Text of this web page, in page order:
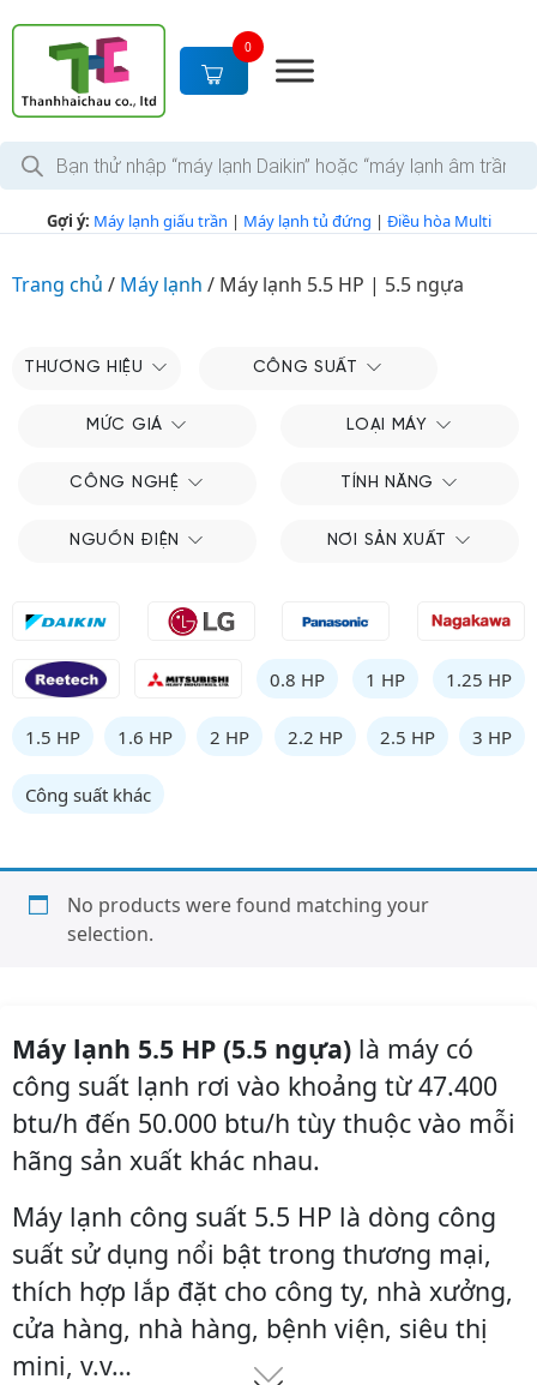
c
0
T
m
i Gợi ý: Máy lạnh giấu trần | Máy lạnh tủ đứng | Điều hòa Multi
Trang chủ / Máy lạnh / Máy lạnh 5.5 HP | 5.5 ngựa
THƯƠNG HIỆU CÔNG SUẤT
MỨC GIÁ LOẠI MÁY
CÔNG NGHỆ TÍNH NĂNG
NGUỒN ĐIỆN NƠI SẢN XUẤT
0.8 HP 1 HP 1.25 HP
1.5 HP 1.6 HP 2 HP 2.2 HP 2.5 HP 3 HP
Công suất khác
No products were found matching your
selection.
Máy lạnh 5.5 HP (5.5 ngựa) là máy có
công suất lạnh rơi vào khoảng từ 47.400
btu/h đến 50.000 btu/h tùy thuộc vào mỗi
hãng sản xuất khác nhau.
Máy lạnh công suất 5.5 HP là dòng công
suất sử dụng nổi bật trong thương mại,
thích hợp lắp đặt cho công ty, nhà xưởng,
cửa hàng, nhà hàng, bệnh viện, siêu thị
mini, v.v…